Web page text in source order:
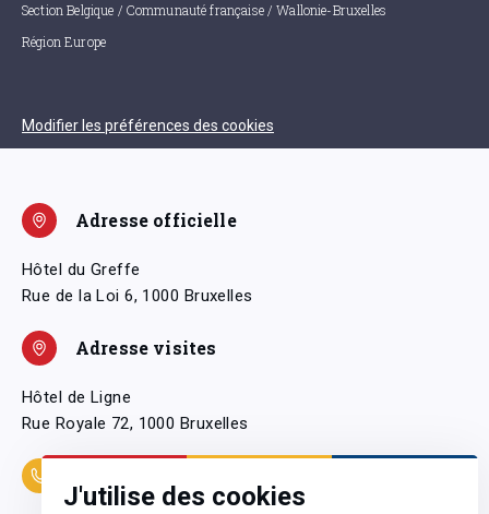
J'utilise des cookies
Section Belgique / Communauté française / Wallonie-Bruxelles
Région Europe
Modifier les préférences des cookies
Adresse officielle
Hôtel du Greffe
Rue de la Loi 6, 1000 Bruxelles
Adresse visites
Hôtel de Ligne
Rue Royale 72, 1000 Bruxelles